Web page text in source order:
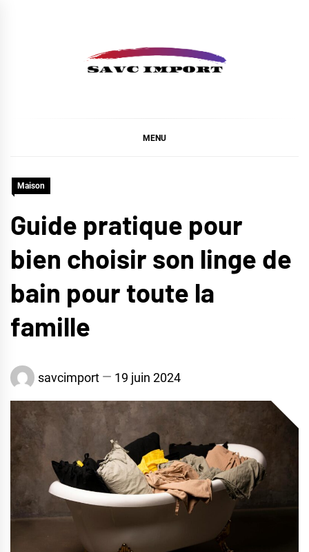
MENU
Maison
Guide pratique pour
bien choisir son linge de
bain pour toute la
famille
savcimport 19 juin 2024